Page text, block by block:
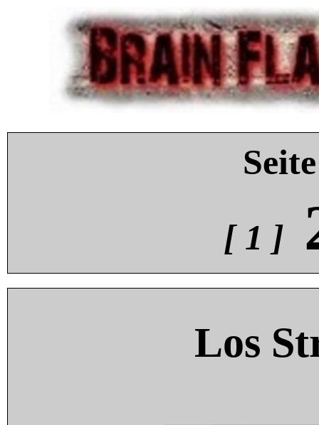
[ 1 ]
Los